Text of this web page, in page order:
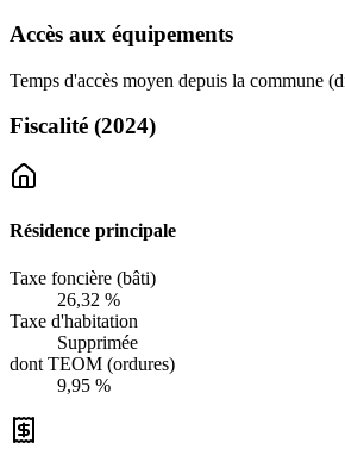
Accès aux équipements
Temps d'accès moyen depuis la commune
Fiscalité (2024)
Résidence principale
Taxe foncière (bâti)
26,32 %
Taxe d'habitation
Supprimée
dont TEOM (ordures)
9,95 %